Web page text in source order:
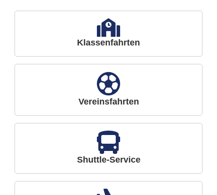
Klassenfahrten
Vereinsfahrten
Shuttle-Service